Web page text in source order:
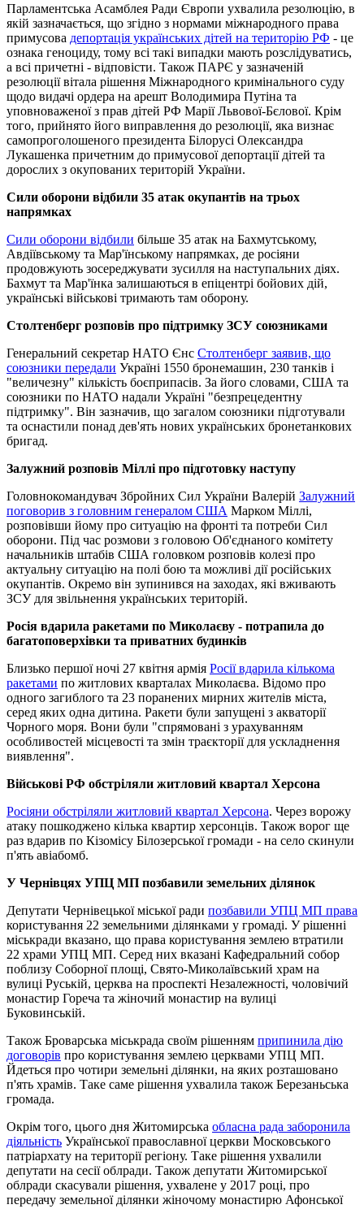
Парламентська Асамблея Ради Європи ухвалила резолюцію, в
якій зазначається, що згідно з нормами міжнародного права
примусова депортація українських дітей на територію РФ - це
ознака геноциду, тому всі такі випадки мають розслідуватись,
а всі причетні - відповісти. Також ПАРЄ у зазначеній
резолюції вітала рішення Міжнародного кримінального суду
щодо видачі ордера на арешт Володимира Путіна та
уповноваженої з прав дітей РФ Марії Львової-Бєлової. Крім
того, прийнято його виправлення до резолюції, яка визнає
самопроголошеного президента Білорусі Олександра
Лукашенка причетним до примусової депортації дітей та
дорослих з окупованих територій України.
Сили оборони відбили 35 атак окупантів на трьох
напрямках
Сили оборони відбили більше 35 атак на Бахмутському,
Авдіївському та Мар'їнському напрямках, де росіяни
продовжують зосереджувати зусилля на наступальних діях.
Бахмут та Мар'їнка залишаються в епіцентрі бойових дій,
українські військові тримають там оборону.
Столтенберг розповів про підтримку ЗСУ союзниками
Генеральний секретар НАТО Єнс Столтенберг заявив, що
союзники передали Україні 1550 бронемашин, 230 танків і
"величезну" кількість боєприпасів. За його словами, США та
союзники по НАТО надали Україні "безпрецедентну
підтримку". Він зазначив, що загалом союзники підготували
та оснастили понад дев'ять нових українських бронетанкових
бригад.
Залужний розповів Міллі про підготовку наступу
Головнокомандувач Збройних Сил України Валерій Залужний
поговорив з головним генералом США Марком Міллі,
розповівши йому про ситуацію на фронті та потреби Сил
оборони. Під час розмови з головою Об'єднаного комітету
начальників штабів США головком розповів колезі про
актуальну ситуацію на полі бою та можливі дії російських
окупантів. Окремо він зупинився на заходах, які вживають
ЗСУ для звільнення українських територій.
Росія вдарила ракетами по Миколаєву - потрапила до
багатоповерхівки та приватних будинків
Близько першої ночі 27 квітня армія Росії вдарила кількома
ракетами по житлових кварталах Миколаєва. Відомо про
одного загиблого та 23 поранених мирних жителів міста,
серед яких одна дитина. Ракети були запущені з акваторії
Чорного моря. Вони були "спрямовані з урахуванням
особливостей місцевості та змін траєкторії для ускладнення
виявлення".
Військові РФ обстріляли житловий квартал Херсона
Росіяни обстріляли житловий квартал Херсона. Через ворожу
атаку пошкоджено кілька квартир херсонців. Також ворог ще
раз вдарив по Кізомісу Білозерської громади - на село скинули
п'ять авіабомб.
У Чернівцях УПЦ МП позбавили земельних ділянок
Депутати Чернівецької міської ради позбавили УПЦ МП права
користування 22 земельними ділянками у громаді. У рішенні
міськради вказано, що права користування землею втратили
22 храми УПЦ МП. Серед них вказані Кафедральний собор
поблизу Соборної площі, Свято-Миколаївський храм на
вулиці Руській, церква на проспекті Незалежності, чоловічий
монастир Гореча та жіночий монастир на вулиці
Буковинській.
Також Броварська міськрада своїм рішенням припинила дію
договорів про користування землею церквами УПЦ МП.
Йдеться про чотири земельні ділянки, на яких розташовано
п'ять храмів. Таке саме рішення ухвалила також Березаньська
громада.
Окрім того, цього дня Житомирська обласна рада заборонила
діяльність Української православної церкви Московського
патріархату на території регіону. Таке рішення ухвалили
депутати на сесії облради. Також депутати Житомирської
облради скасували рішення, ухвалене у 2017 році, про
передачу земельної ділянки жіночому монастирю Афонської